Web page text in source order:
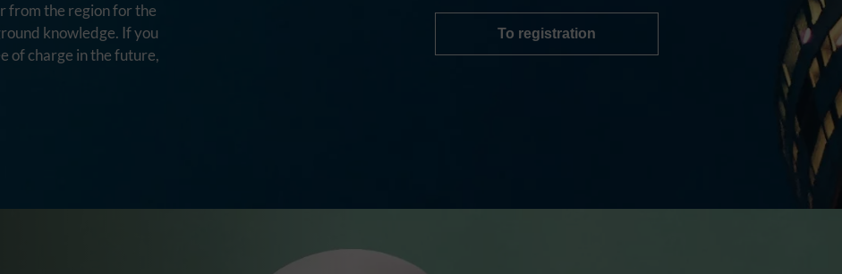
from the region for the
knowledge. If you
of charge in the future,
To registration